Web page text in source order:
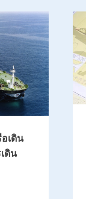
เดิน
ดิน